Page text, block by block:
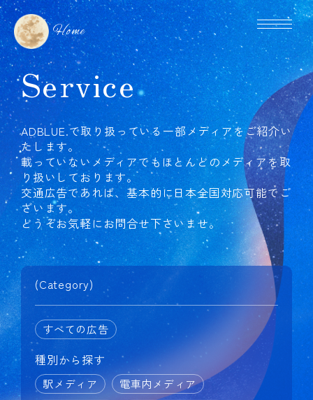
Home
Service
ADBLUE.で取り扱っている一部メディアをご紹介い
たします。
載っていないメディアでもほとんどのメディアを取
り扱いしております。
交通広告であれば、基本的に日本全国対応可能でご
ざいます。
どうぞお気軽にお問合せ下さいませ。
(Category)
すべての広告
種別から探す
駅メディア
電車内メディア